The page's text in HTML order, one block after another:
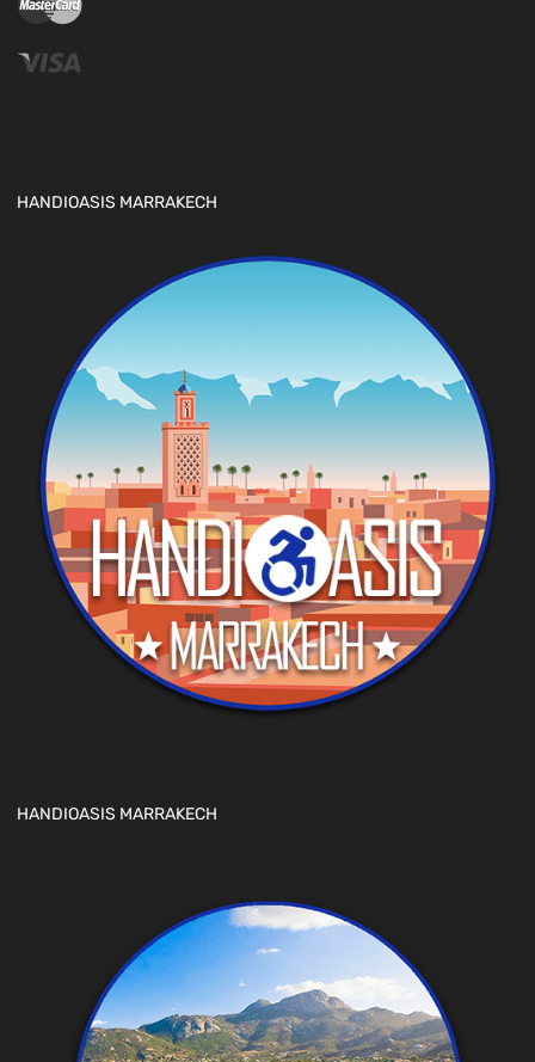
HANDIOASIS MARRAKECH
HANDIOASIS MARRAKECH